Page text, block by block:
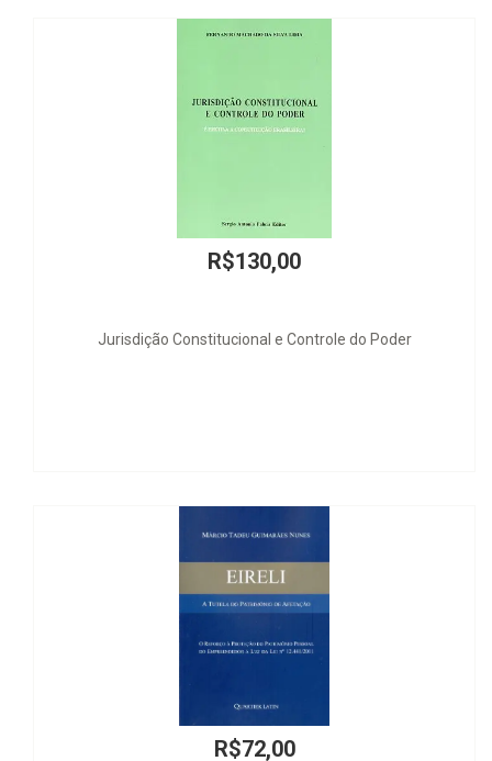
do Poder MORANGUINHO - UMA